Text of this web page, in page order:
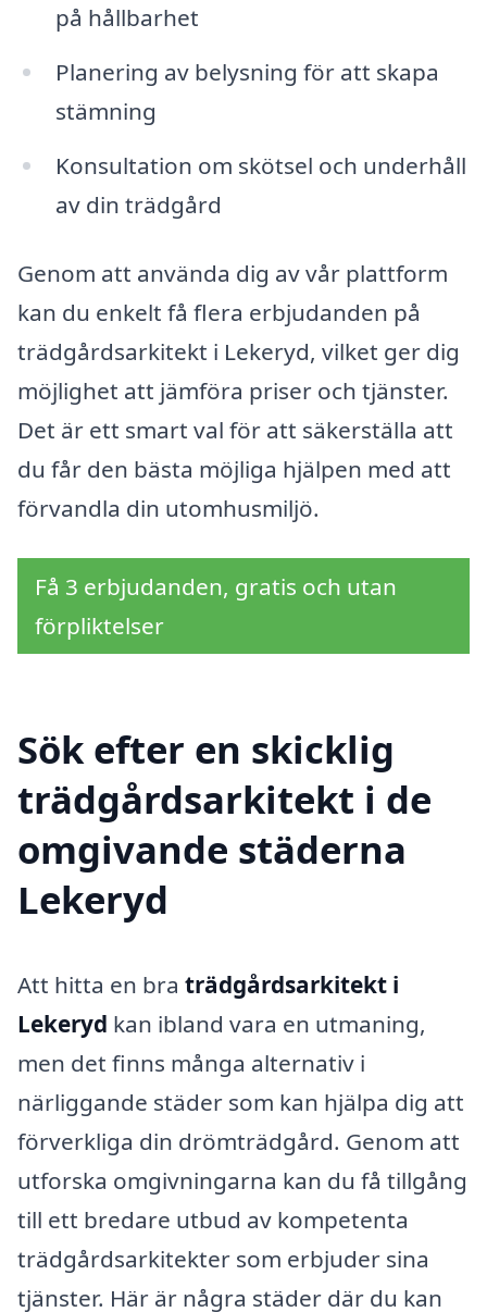
på hållbarhet
Planering av belysning för att skapa
stämning
Konsultation om skötsel och underhåll
av din trädgård
Genom att använda dig av vår plattform
kan du enkelt få flera erbjudanden på
trädgårdsarkitekt i Lekeryd, vilket ger dig
möjlighet att jämföra priser och tjänster.
Det är ett smart val för att säkerställa att
du får den bästa möjliga hjälpen med att
förvandla din utomhusmiljö.
Få 3 erbjudanden, gratis och utan
förpliktelser
Sök efter en skicklig
trädgårdsarkitekt i de
omgivande städerna
Lekeryd
Att hitta en bra trädgårdsarkitekt i
Lekeryd kan ibland vara en utmaning,
men det finns många alternativ i
närliggande städer som kan hjälpa dig att
förverkliga din drömträdgård. Genom att
utforska omgivningarna kan du få tillgång
till ett bredare utbud av kompetenta
trädgårdsarkitekter som erbjuder sina
tjänster. Här är några städer där du kan